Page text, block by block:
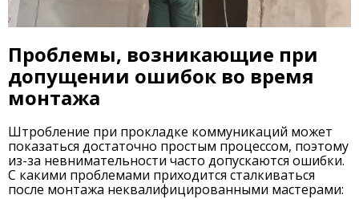
Проблемы, возникающие при
допущении ошибок во время
монтажа
Штробление при прокладке коммуникаций может
показаться достаточно простым процессом, поэтому
из-за невнимательности часто допускаются ошибки.
С какими проблемами приходится сталкиваться
после монтажа неквалифицированными мастерами: